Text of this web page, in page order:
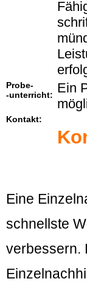
Probe-
-unterricht: Ein
Kontakt:
Eine
schnellste
verbessern.